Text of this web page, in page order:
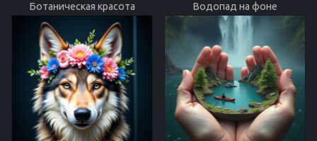
Ботаническая красота
Водопад на фоне